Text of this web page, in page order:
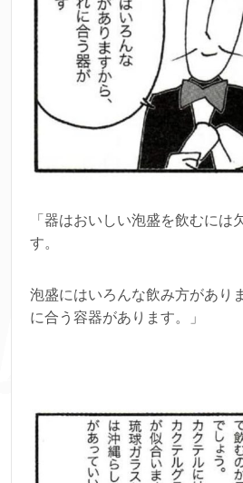
「器はおいしい泡盛を飲むには
す。
泡盛にはいろんな飲み方があり
に合う容器があります。」